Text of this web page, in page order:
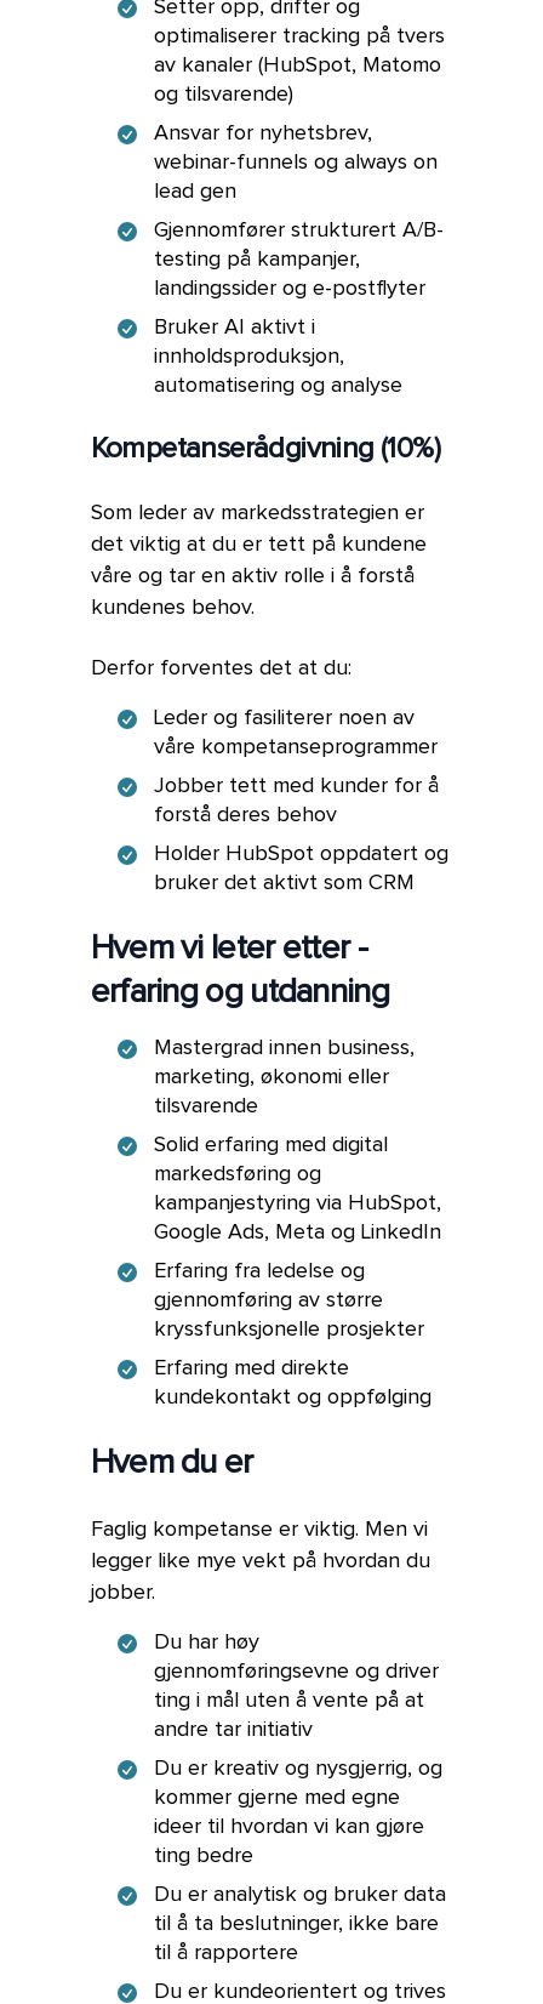
Setter opp, drifter og
optimaliserer tracking på tvers
av kanaler (HubSpot, Matomo
og tilsvarende)
Ansvar for nyhetsbrev,
webinar-funnels og always on
lead gen
Gjennomfører strukturert A/B-
testing på kampanjer,
landingssider og e-postflyter
Bruker AI aktivt i
innholdsproduksjon,
automatisering og analyse
Kompetanserådgivning (10%)
Som leder av markedsstrategien er
det viktig at du er tett på kundene
våre og tar en aktiv rolle i å forstå
kundenes behov.
Derfor forventes det at du:
Leder og fasiliterer noen av
våre kompetanseprogrammer
Jobber tett med kunder for å
forstå deres behov
Holder HubSpot oppdatert og
bruker det aktivt som CRM
Hvem vi leter etter -
erfaring og utdanning
Mastergrad innen business,
marketing, økonomi eller
tilsvarende
Solid erfaring med digital
markedsføring og
kampanjestyring via HubSpot,
Google Ads, Meta og LinkedIn
Erfaring fra ledelse og
gjennomføring av større
kryssfunksjonelle prosjekter
Erfaring med direkte
kundekontakt og oppfølging
Hvem du er
Faglig kompetanse er viktig. Men vi
legger like mye vekt på hvordan du
jobber.
Du har høy
gjennomføringsevne og driver
ting i mål uten å vente på at
andre tar initiativ
Du er kreativ og nysgjerrig, og
kommer gjerne med egne
ideer til hvordan vi kan gjøre
ting bedre
Du er analytisk og bruker data
til å ta beslutninger, ikke bare
til å rapportere
Du er kundeorientert og trives